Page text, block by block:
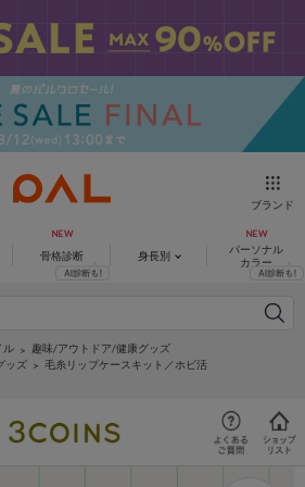
ブランド
骨格診断 身長別
パーソナル
カラー
ル
趣味/アウトドア/健康グッズ
ッズ
毛糸リップケースキット／ホビ活